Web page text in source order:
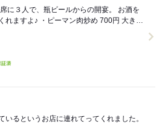
炒め 700円 大きめ
いるというお店に連れてってくれました。